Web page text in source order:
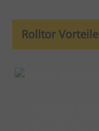
Rolltor Vorteile